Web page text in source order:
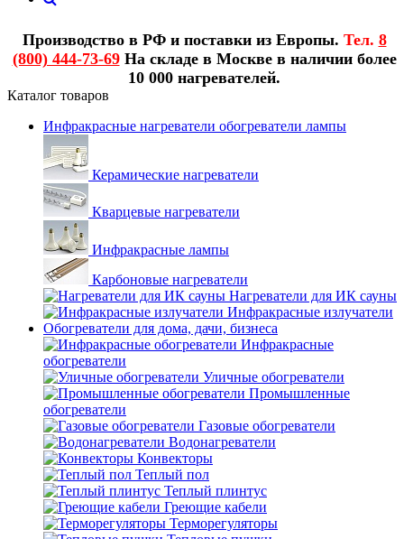
Производство в РФ и поставки из Европы. Тел. 8
(800) 444-73-69На складе в Москве в наличии более
10 000 нагревателей.
Каталог товаров
Инфракрасные нагреватели обогреватели лампы
Керамические нагреватели
Кварцевые нагреватели
Инфракрасные лампы
Карбоновые нагреватели
Нагреватели для ИК сауны
Инфракрасные излучатели
Обогреватели для дома, дачи, бизнеса
Инфракрасные
обогреватели
Уличные обогреватели
Промышленные
обогреватели
Газовые обогреватели
Водонагреватели
Конвекторы
Теплый пол
Теплый плинтус
Греющие кабели
Терморегуляторы